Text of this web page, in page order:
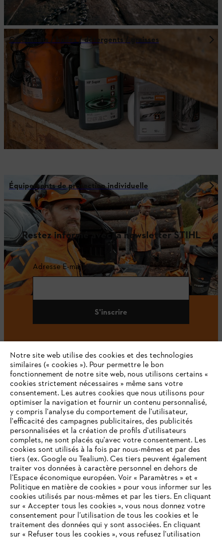
Carburants / huiles / détergents / graisses
Équipements de protection individuelle
Restez informé avec la newsletter STIHL
Adresse E-mail
S'inscrire
#STIHL
L'Entreprise
STIHL FAQ
Contact
VOTRE NAVIGATEUR INTERNET
N'EST PLUS PRIS EN CHARGE
Notre site web utilise des cookies et des technologies
similaires (« cookies »). Pour permettre le bon
fonctionnement de notre site web, nous utilisons certains «
cookies strictement nécessaires » même sans votre
consentement. Les autres cookies que nous utilisons pour
optimiser la navigation et fournir un contenu personnalisé,
y compris l'analyse du comportement de l'utilisateur,
l'efficacité des campagnes publicitaires, des publicités
personnalisées et la création de profils d'utilisateurs
complets, ne sont placés qu'avec votre consentement. Les
cookies sont utilisés à la fois par nous-mêmes et par des
tiers (ex. Google ou Tealium). Ces tiers peuvent également
traiter vos données à caractère personnel en dehors de
l’Espace économique européen. Voir « Paramètres » et «
Politique en matière de cookies » pour vous informer sur les
cookies utilisés par nous-mêmes et par les tiers. En cliquant
sur « Accepter tous les cookies », vous nous donnez votre
consentement pour l’utilisation de tous les cookies et le
traitement des données qui y sont associées. En cliquant
sur « Refuser tous les cookies », vous refusez l'utilisation